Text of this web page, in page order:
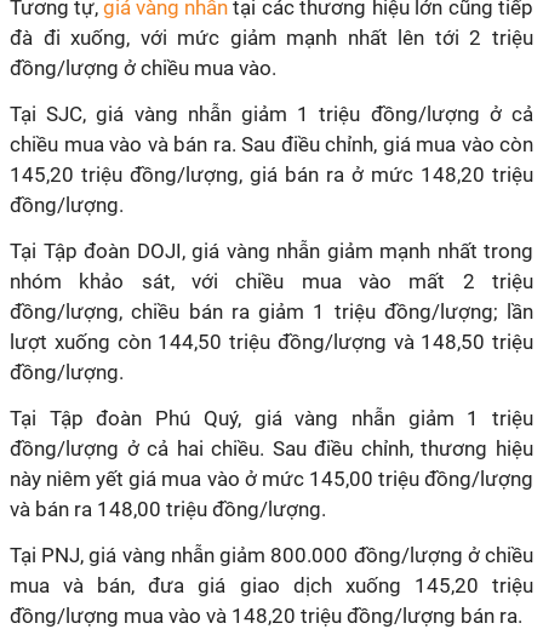
Tương tự, giá vàng nhẫn tại các thương hiệu lớn cũng tiếp
đà đi xuống, với mức giảm mạnh nhất lên tới 2 triệu
đồng/lượng ở chiều mua vào.
Tại SJC, giá vàng nhẫn giảm 1 triệu đồng/lượng ở cả
chiều mua vào và bán ra. Sau điều chỉnh, giá mua vào còn
145,20 triệu đồng/lượng, giá bán ra ở mức 148,20 triệu
đồng/lượng.
Tại Tập đoàn DOJI, giá vàng nhẫn giảm mạnh nhất trong
nhóm khảo sát, với chiều mua vào mất 2 triệu
đồng/lượng, chiều bán ra giảm 1 triệu đồng/lượng; lần
lượt xuống còn 144,50 triệu đồng/lượng và 148,50 triệu
đồng/lượng.
Tại Tập đoàn Phú Quý, giá vàng nhẫn giảm 1 triệu
đồng/lượng ở cả hai chiều. Sau điều chỉnh, thương hiệu
này niêm yết giá mua vào ở mức 145,00 triệu đồng/lượng
và bán ra 148,00 triệu đồng/lượng.
Tại PNJ, giá vàng nhẫn giảm 800.000 đồng/lượng ở chiều
mua và bán, đưa giá giao dịch xuống 145,20 triệu
đồng/lượng mua vào và 148,20 triệu đồng/lượng bán ra.